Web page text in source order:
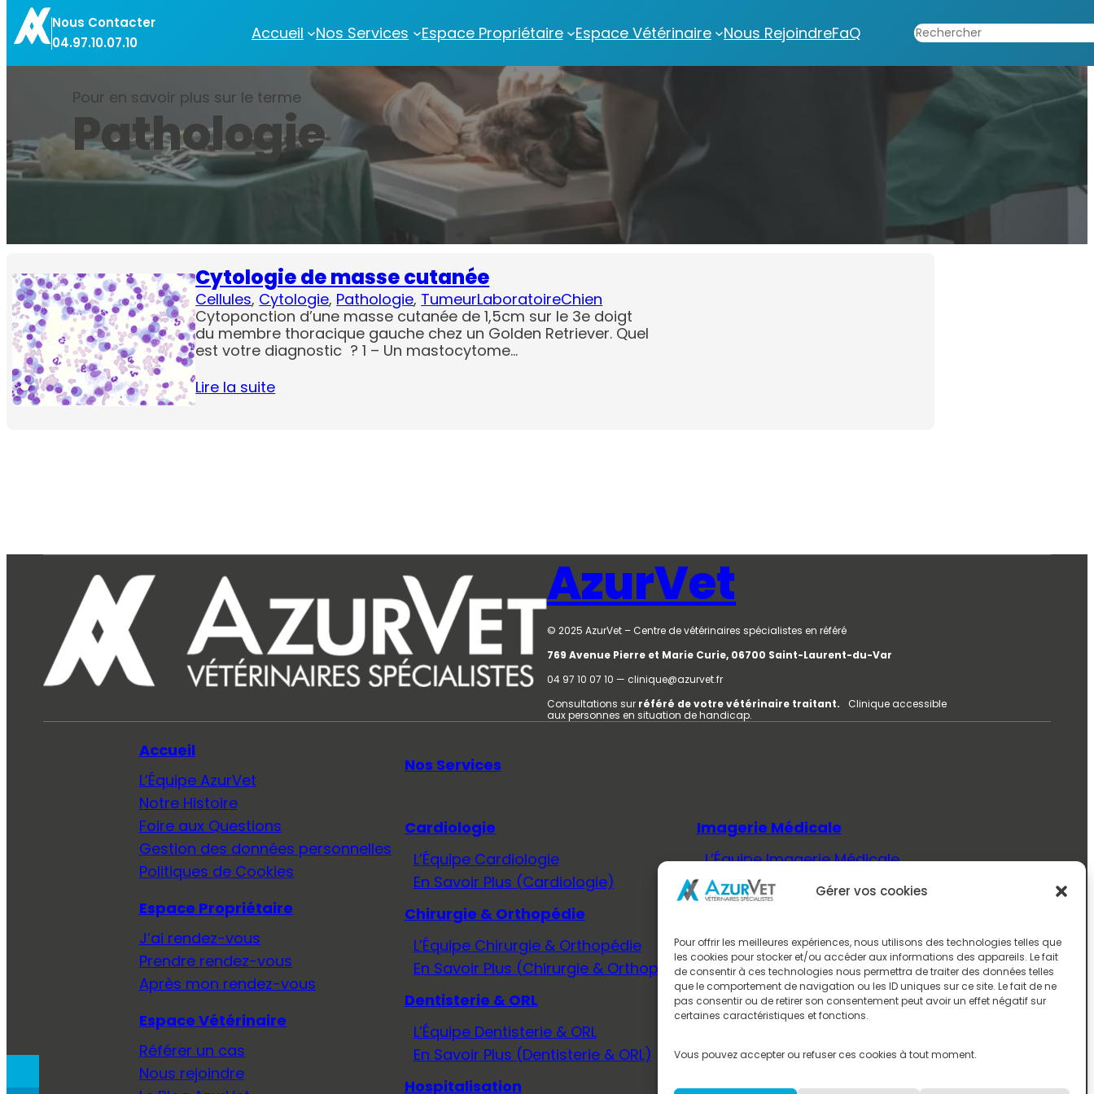
Gérer vos cookies
Pour offrir les meilleures expériences, nous utilisons des technologies telles que
les cookies pour stocker et/ou accéder aux informations des appareils. Le fait
de consentir à ces technologies nous permettra de traiter des données telles
que le comportement de navigation ou les ID uniques sur ce site. Le fait de ne
pas consentir ou de retirer son consentement peut avoir un effet négatif sur
certaines caractéristiques et fonctions.
Vous pouvez accepter ou refuser ces cookies à tout moment.
Aller
au
contenu
Nous Contacter
04.97.10.07.10
Accueil Nos Services Espace Propriétaire Espace Vétérinaire Nous RejoindreFaQ Rechercher
Pour en savoir plus sur le terme
Pathologie
Cytologie de masse cutanée
Cellules, Cytologie, Pathologie, TumeurLaboratoireChien
Cytoponction d’une masse cutanée de 1,5cm sur le 3e doigt
du membre thoracique gauche chez un Golden Retriever. Quel
est votre diagnostic ? 1 – Un mastocytome…
Lire la suite
AzurVet
© 2025 AzurVet – Centre de vétérinaires spécialistes en référé
769 Avenue Pierre et Marie Curie, 06700 Saint-Laurent-du-Var
04 97 10 07 10 — clinique@azurvet.fr
Consultations sur référé de votre vétérinaire traitant. Clinique accessible
aux personnes en situation de handicap.
Accueil
L’Équipe AzurVet
Notre Histoire
Foire aux Questions
Gestion des données personnelles
Politiques de Cookies
Espace Propriétaire
J’ai rendez-vous
Prendre rendez-vous
Après mon rendez-vous
Espace Vétérinaire
Référer un cas
Nous rejoindre
Nos Services
Cardiologie
L’Équipe Cardiologie
En Savoir Plus (Cardiologie)
Chirurgie & Orthopédie
L’Équipe Chirurgie & Orthopédie
En Savoir Plus (Chirurgie & Orthopédie)
Dentisterie & ORL
L’Équipe Dentisterie & ORL
En Savoir Plus (Dentisterie & ORL)
Hospitalisation
Imagerie Médicale
L’Équipe Imagerie Médicale
En Savoir Plus (Imagerie Médicale)
L’Équipe Médecine Interne
En Savoir Plus (Médecine Interne)
Neurologie
En Savoir Plus (Neurologie)
Oncologie